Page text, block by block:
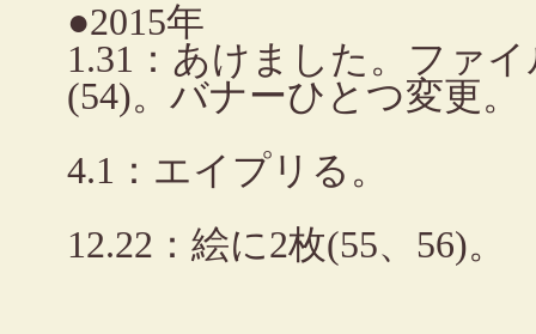
●2015年
1.31：あけました。ファ
(54)。バナーひとつ変更。
4.1：エイプリる。
12.22：絵に2枚(55、56)。